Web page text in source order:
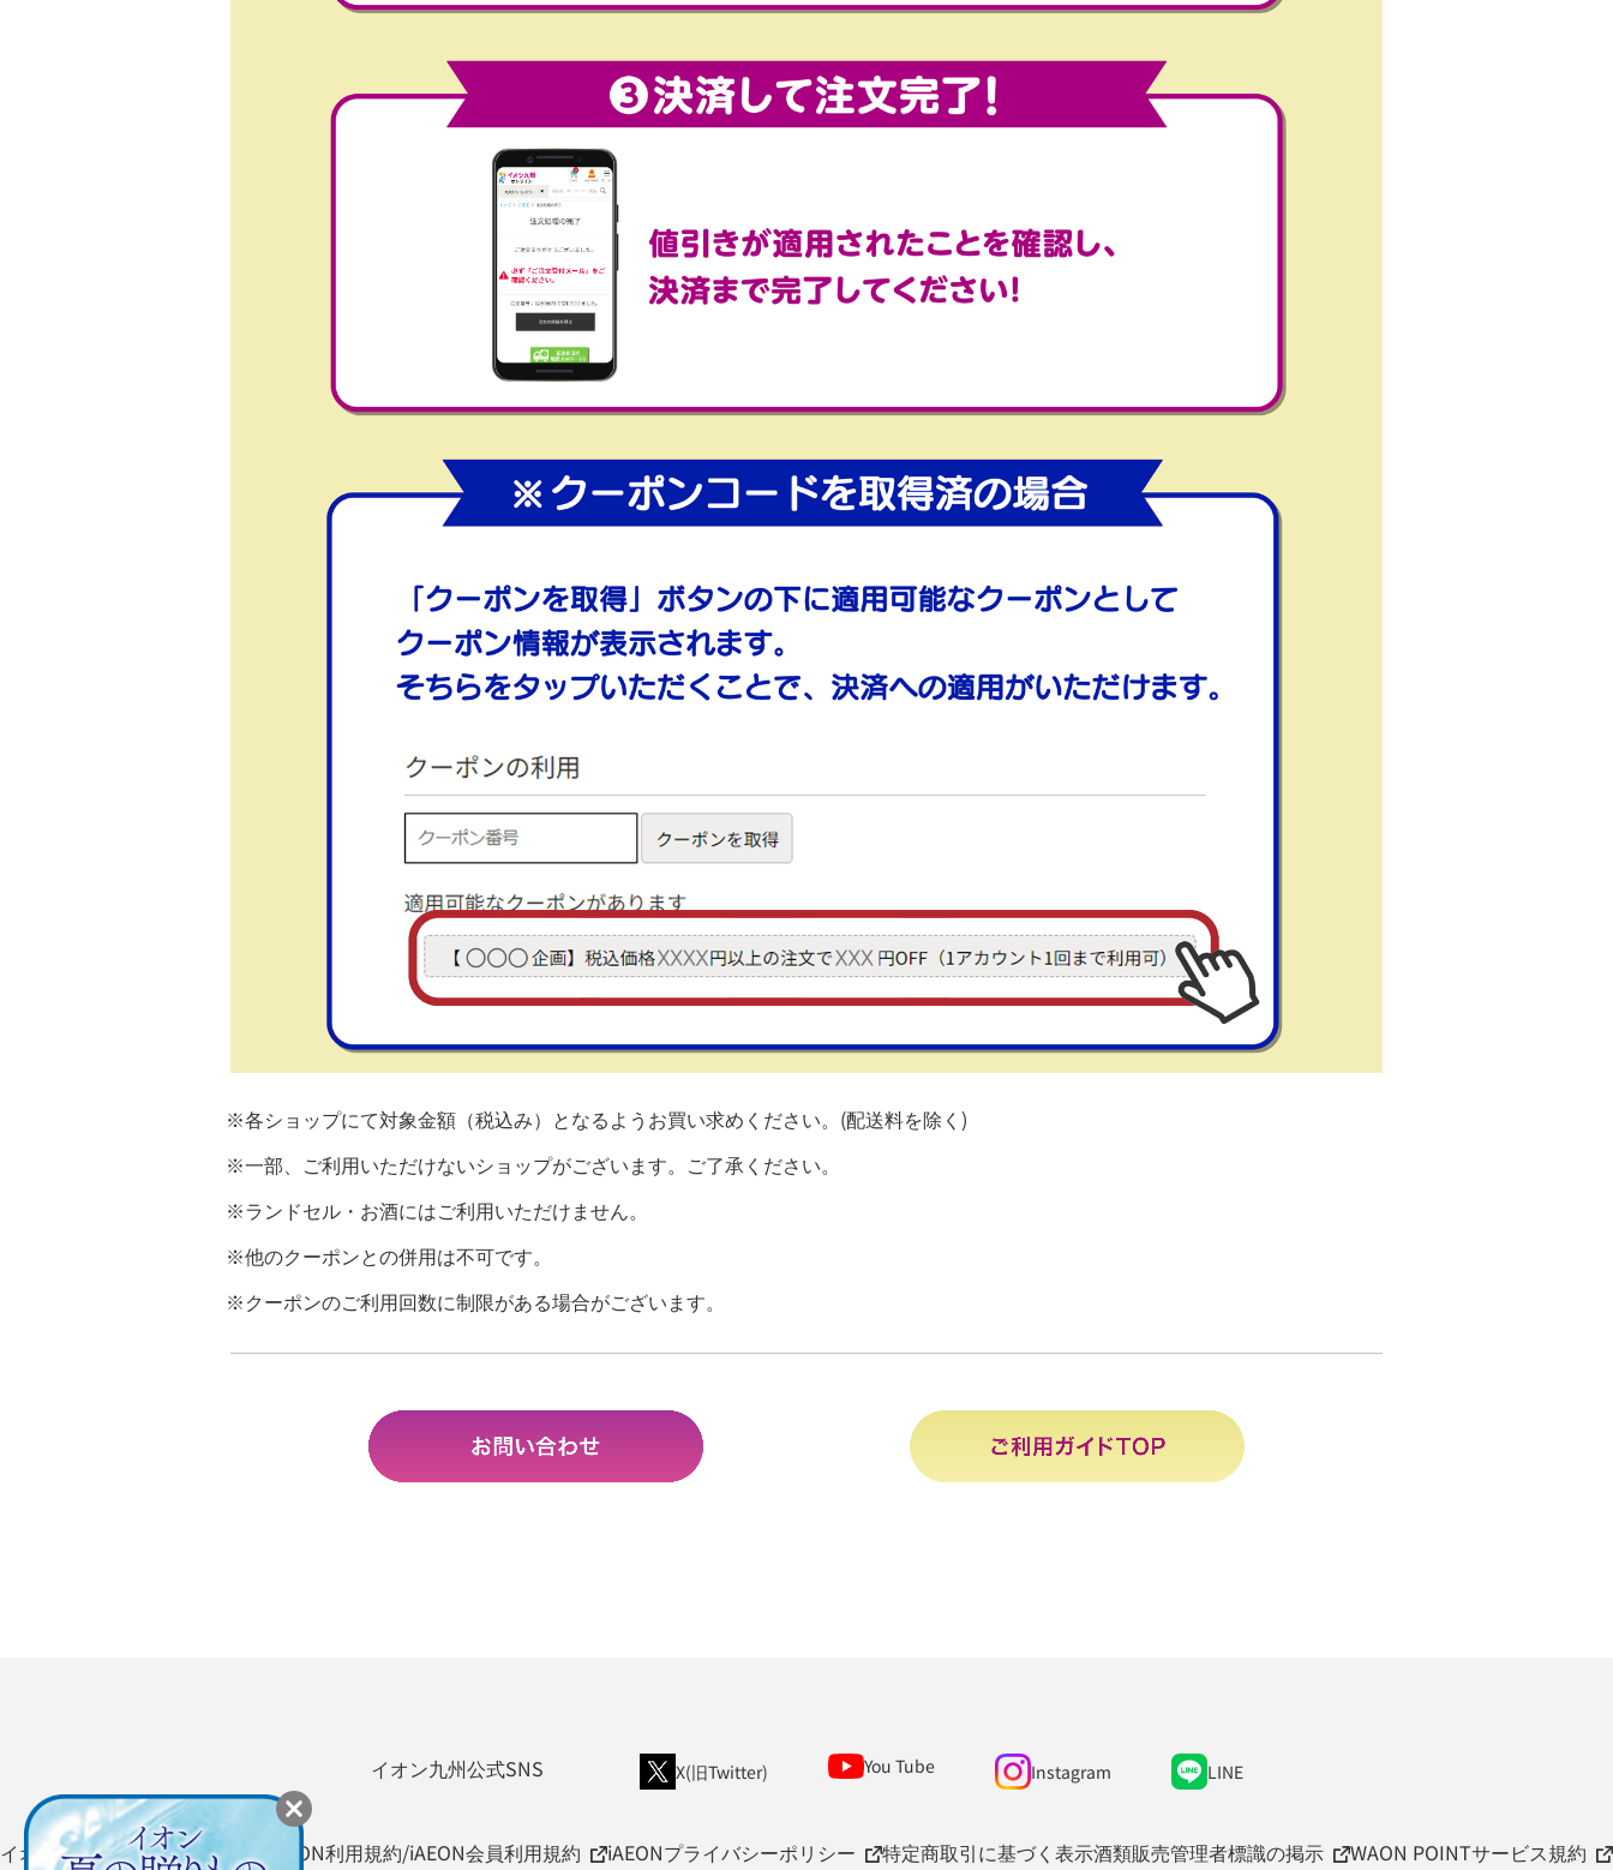
※各ショップにて対象金額（税込み）となるようお買い求めください。(配送料を除く)
※一部、ご利用いただけないショップがございます。ご了承ください。
※ランドセル・お酒にはご利用いただけません。
※他のクーポンとの併用は不可です。
※クーポンのご利用回数に制限がある場合がございます。
イオン九州公式SNS X(旧Twitter) You Tube Instagram LINE
イオン九州オンライン利用規約 iAEON利用規約/iAEON会員利用規約 iAEONプライバシーポリシー 特定商取引に基づく表示酒類販売管理者標識の掲示
WAON POINTサービス規約